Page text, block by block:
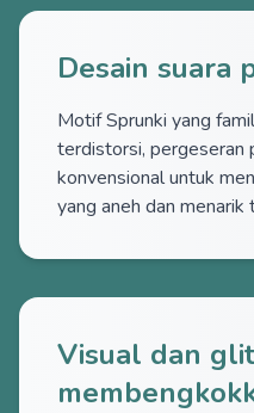
Desain suara
Motif Sprunki yang
terdistorsi, pergeseran
konvensional untuk
yang aneh dan menarik
Visual dan